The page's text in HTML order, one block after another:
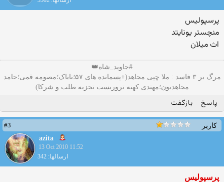
پرسپولیس
منچستر یونایتد
اث میلان
#جاوید_شاه👑
مرگ بر ۳ فاسد : ملا چپی مجاهد(+پسمانده های ۵۷؛نایاک؛مصومه قمی؛حامد
مجاهدیون؛مهتدی کهنه تروریست تجزیه طلب و شرکا)
پاسخ بازگفت
کاربر
#3
azita
13 Oct 2010 11:52
ارسالها: 342
پرسپولیس